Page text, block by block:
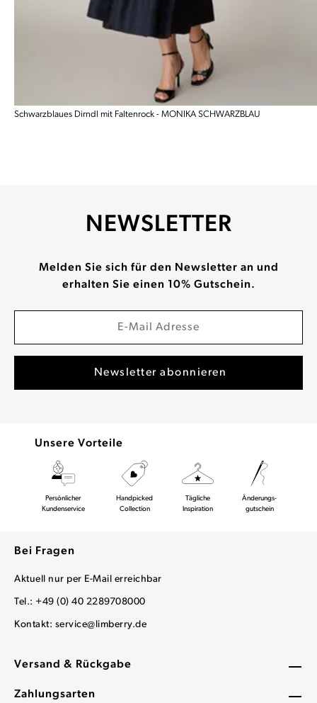
Schwarzblaues Dirndl mit Faltenrock - MONIKA SCHWARZBLAU
Versand & Rückgabe
Zahlungsarten
NEWSLETTER
Melden Sie sich für den Newsletter an und
erhalten Sie einen 10% Gutschein.
Unsere Vorteile
Persönlicher
Kundenservice
Handpicked
Collection
Tägliche
Inspiration
Änderungs-
gutschein
Bei Fragen
Aktuell nur per E-Mail erreichbar
Tel.: +49 (0) 40 2289708000
Kontakt: service@limberry.de